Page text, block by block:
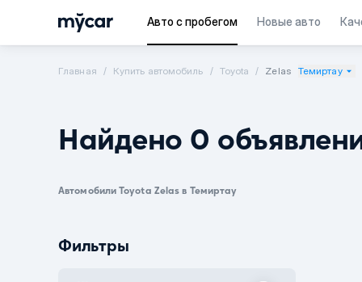
Авто с пробегом Новые авто
Главная Купить автомобиль Toyota Zelas Темиртау
Найдено 0
Автомобили Toyota Zelas в Темиртау
Фильтры